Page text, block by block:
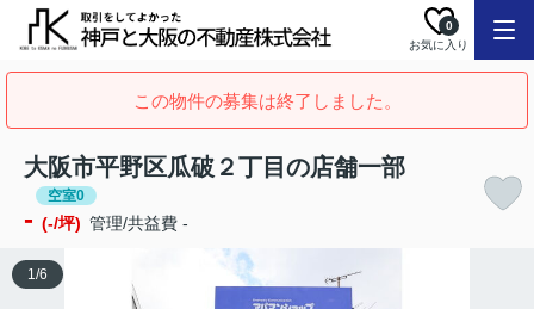
お気に入り
0
この物件の募集は終了しました。
大阪市平野区瓜破２丁目の店舗一部
空室0
- (-/坪) 管理/共益費 -
1/6